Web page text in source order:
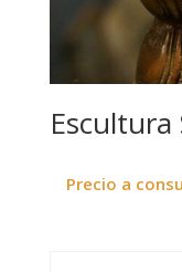
Escultura
Precio a